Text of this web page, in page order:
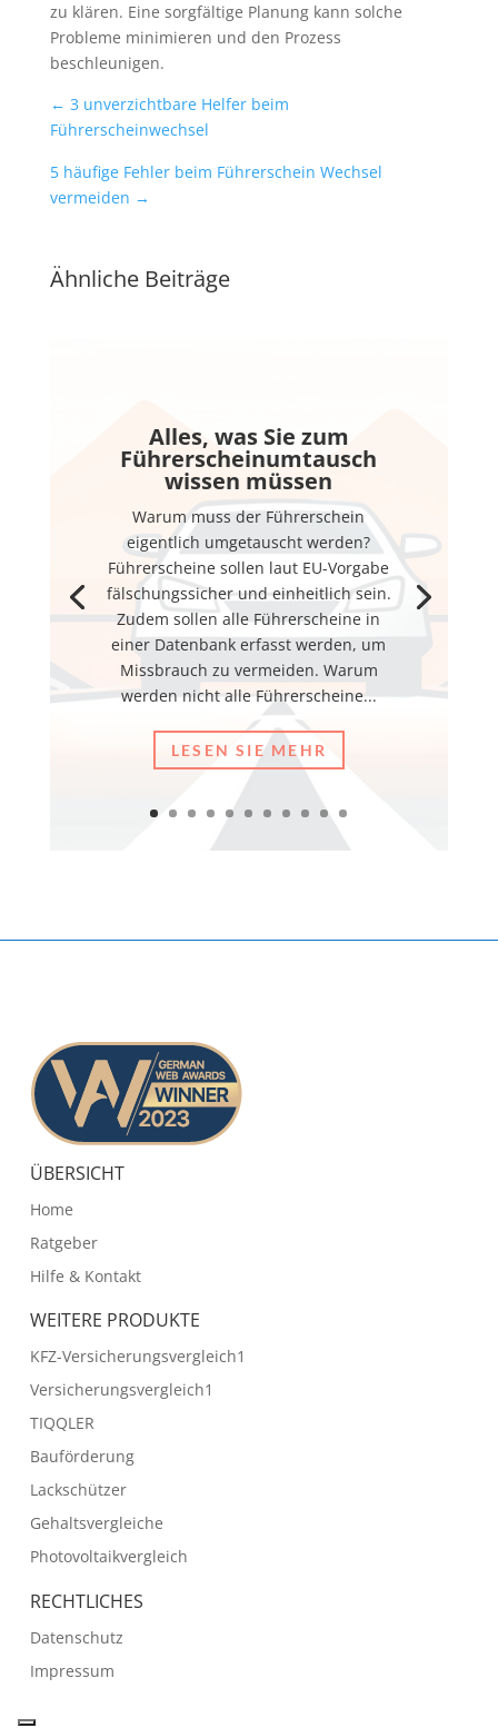
zu klären. Eine sorgfältige Planung kann solche
Probleme minimieren und den Prozess
beschleunigen.
← 3 unverzichtbare Helfer beim
Führerscheinwechsel
5 häufige Fehler beim Führerschein Wechsel
vermeiden →
Ähnliche Beiträge
Alles, was Sie zum
Führerscheinumtausch
wissen müssen
Warum muss der Führerschein
eigentlich umgetauscht werden?
Führerscheine sollen laut EU-Vorgabe
fälschungssicher und einheitlich sein.
Zudem sollen alle Führerscheine in
einer Datenbank erfasst werden, um
Missbrauch zu vermeiden. Warum
werden nicht alle Führerscheine...
LESEN SIE MEHR
ÜBERSICHT
Home
Ratgeber
Hilfe & Kontakt
WEITERE PRODUKTE
KFZ-Versicherungsvergleich1
Versicherungsvergleich1
TIQQLER
Bauförderung
Lackschützer
Gehaltsvergleiche
Photovoltaikvergleich
RECHTLICHES
Datenschutz
Impressum